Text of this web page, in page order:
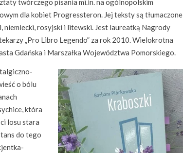
twórczego pisania mi.in. na ogólnopolskim
dla kobiet Progressteron. Jej teksty są tłumaczone
niemiecki, rosyjski i litewski. Jest laureatką Nagrody
„Pro Libro Legendo” za rok 2010. Wielokrotna
Gdańska i Marszałka Województwa Pomorskiego.
o bólu
która
losu stara
do tego